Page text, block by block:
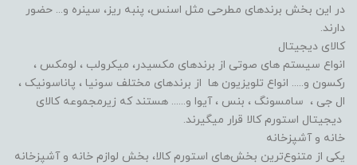
در این بخش برندهای مطرحی مثل اسنس، پنبه ریز، سینره و... حضور
دارند.
کالای دیجیتال
انواع سیستم های صوتی از برندهای مکسیدر، میکرولب ، لومکس ،
رکسون و..... انواع تلویزیون ها از برندهای مختلف سونیا ، پاناسونیک ،
ال جی ، سامسونگ ، بنس ، آیوا و...... هستند که زیرمجموعه کالای
دیجیتال استورم کالا قرار میگیرند.
خانه و آشپزخانه
یکی از متنوع‌ترین بخش‌های استورم کالا، بخش لوازم خانه و آشپزخانه